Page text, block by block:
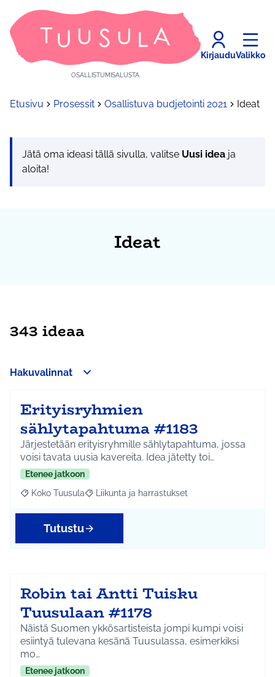
OSALLISTUMISALUSTA
KirjauduValikko
Etusivu Prosessit Osallistuva budjetointi 2021 Ideat
Jätä oma ideasi tällä sivulla, valitse Uusi idea ja
aloita!
Ideat
343 ideaa
Hakuvalinnat
Erityisryhmien
sählytapahtuma #1183
Järjestetään erityisryhmille sählytapahtuma, jossa
voisi tavata uusia kavereita. Idea jätetty toi…
Etenee jatkoon
Rajaa tulokset aihepiirin mukaan: Koko Tuusula
Koko Tuusula Rajaa tulokset teeman mukaan: Liikunta ja
Liikunta ja harrastukset
Tutustu
Robin tai Antti Tuisku
Tuusulaan #1178
Näistä Suomen ykkösartisteista jompi kumpi voisi
esiintyä tulevana kesänä Tuusulassa, esimerkiksi
mo…
Etenee jatkoon